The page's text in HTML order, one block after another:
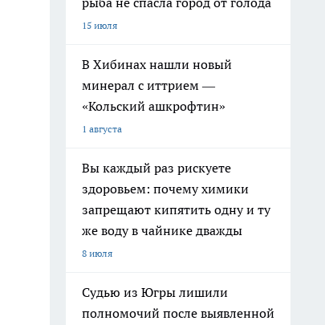
15 июля
В Хибинах нашли новый
минерал с иттрием —
«Кольский ашкрофтин»
1 августа
Вы каждый раз рискуете
здоровьем: почему химики
запрещают кипятить одну и ту
же воду в чайнике дважды
8 июля
Судью из Югры лишили
полномочий после выявленной